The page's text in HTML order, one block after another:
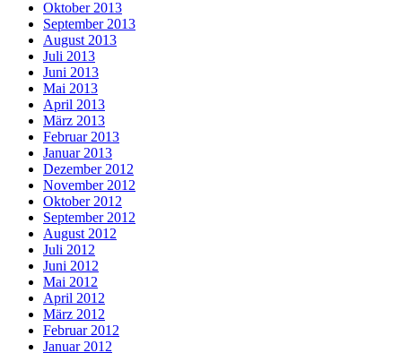
Oktober 2013
September 2013
August 2013
Juli 2013
Juni 2013
Mai 2013
April 2013
März 2013
Februar 2013
Januar 2013
Dezember 2012
November 2012
Oktober 2012
September 2012
August 2012
Juli 2012
Juni 2012
Mai 2012
April 2012
März 2012
Februar 2012
Januar 2012